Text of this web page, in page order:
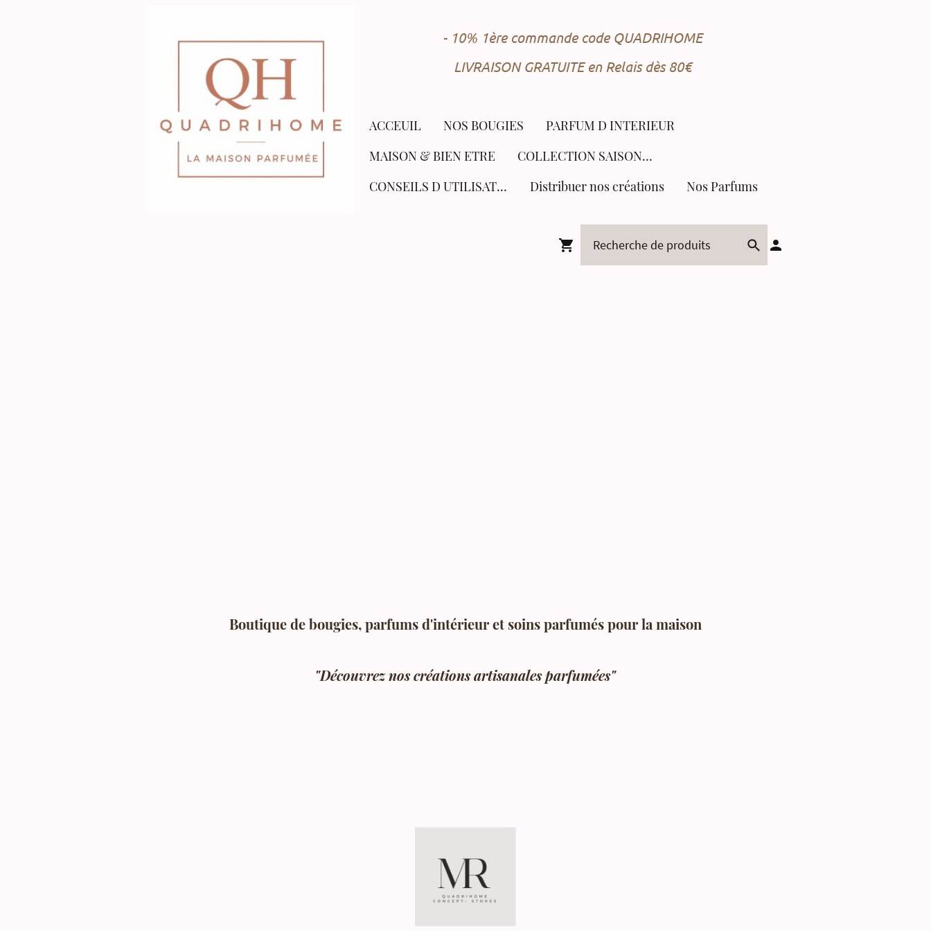
- 10% 1ère commande code QUADRIHOME
LIVRAISON GRATUITE en Relais dès 80€
ACCEUIL NOS BOUGIES
PARFUM D INTERIEUR
MAISON & BIEN ETRE
COLLECTION SAISONNIÈRE
CONSEILS D UTILISATION
Distribuer nos créations Nos Parfums
Boutique de bougies, parfums d'intérieur et soins parfumés pour la maison
"Découvrez nos créations artisanales parfumées"